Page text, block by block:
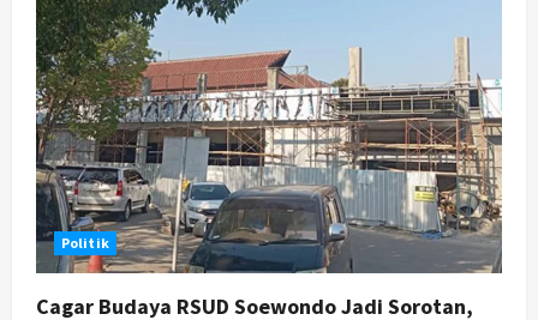
g
a
t
i
o
n
Politik
Cagar Budaya RSUD Soewondo Jadi Sorotan,